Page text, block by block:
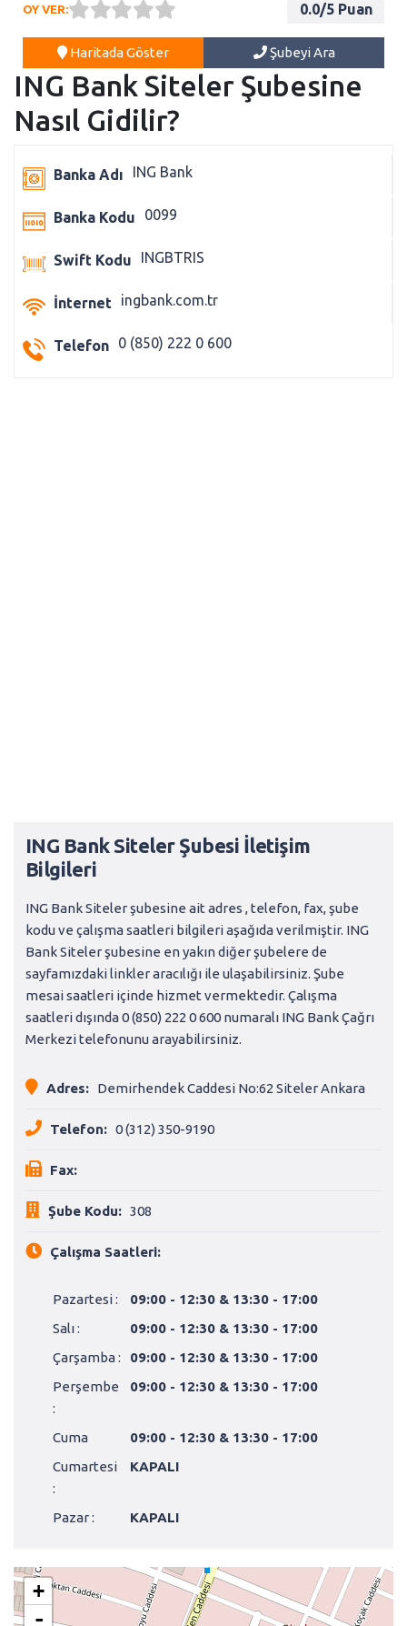
OY VER: 0.0/5 Puan
Haritada Göster Şubeyi Ara
ING Bank Siteler Şubesine
Nasıl Gidilir?
Banka Adı ING Bank
Banka Kodu 0099
Swift Kodu INGBTRIS
İnternet ingbank.com.tr
Telefon 0 (850) 222 0 600
ING Bank Siteler Şubesi İletişim
Bilgileri
ING Bank Siteler şubesine ait adres , telefon, fax, şube
kodu ve çalışma saatleri bilgileri aşağıda verilmiştir. ING
Bank Siteler şubesine en yakın diğer şubelere de
sayfamızdaki linkler aracılığı ile ulaşabilirsiniz. Şube
mesai saatleri içinde hizmet vermektedir. Çalışma
saatleri dışında 0 (850) 222 0 600 numaralı ING Bank Çağrı
Merkezi telefonunu arayabilirsiniz.
Adres: Demirhendek Caddesi No:62 Siteler Ankara
Telefon: 0 (312) 350-9190
Fax:
Şube Kodu: 308
Çalışma Saatleri:
Pazartesi :
09:00 - 12:30 & 13:30 - 17:00
Salı :
09:00 - 12:30 & 13:30 - 17:00
Çarşamba :
09:00 - 12:30 & 13:30 - 17:00
Perşembe
:
09:00 - 12:30 & 13:30 - 17:00
Cuma
09:00 - 12:30 & 13:30 - 17:00
Cumartesi
:
KAPALI
Pazar : KAPALI
+
-